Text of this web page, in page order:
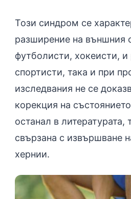
Този синдром се
разширение на външния
футболисти, хокеисти,
спортисти, така и при
изследвания не се
корекция на
останал в
свързана с извършване
хернии.